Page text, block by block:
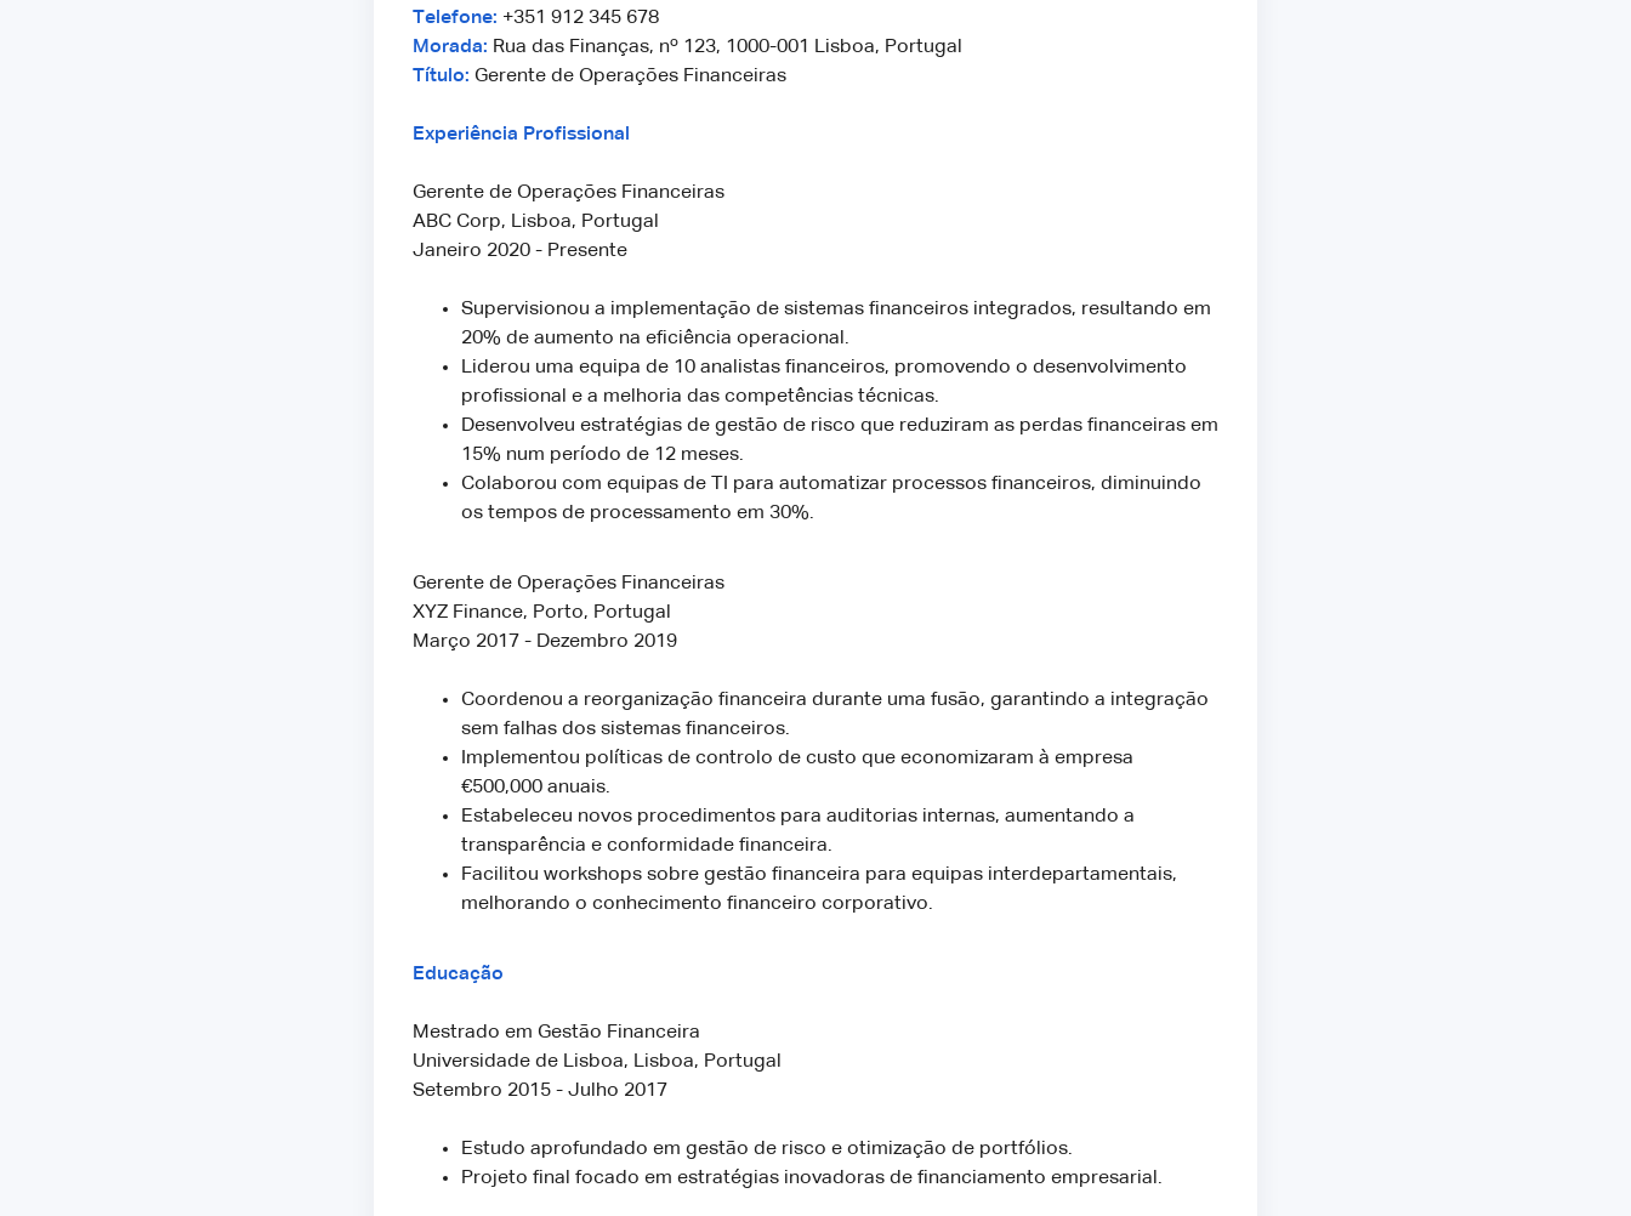
Telefone: +351 912 345 678
Morada: Rua das Finanças, nº 123, 1000-001 Lisboa, Portugal
Título: Gerente de Operações Financeiras
Experiência Profissional
Gerente de Operações Financeiras
ABC Corp, Lisboa, Portugal
Janeiro 2020 - Presente
Supervisionou a implementação de sistemas financeiros integrados, resultando em
20% de aumento na eficiência operacional.
Liderou uma equipa de 10 analistas financeiros, promovendo o desenvolvimento
profissional e a melhoria das competências técnicas.
Desenvolveu estratégias de gestão de risco que reduziram as perdas financeiras em
15% num período de 12 meses.
Colaborou com equipas de TI para automatizar processos financeiros, diminuindo
os tempos de processamento em 30%.
Gerente de Operações Financeiras
XYZ Finance, Porto, Portugal
Março 2017 - Dezembro 2019
Coordenou a reorganização financeira durante uma fusão, garantindo a integração
sem falhas dos sistemas financeiros.
Implementou políticas de controlo de custo que economizaram à empresa
€500,000 anuais.
Estabeleceu novos procedimentos para auditorias internas, aumentando a
transparência e conformidade financeira.
Facilitou workshops sobre gestão financeira para equipas interdepartamentais,
melhorando o conhecimento financeiro corporativo.
Educação
Mestrado em Gestão Financeira
Universidade de Lisboa, Lisboa, Portugal
Setembro 2015 - Julho 2017
Estudo aprofundado em gestão de risco e otimização de portfólios.
Projeto final focado em estratégias inovadoras de financiamento empresarial.